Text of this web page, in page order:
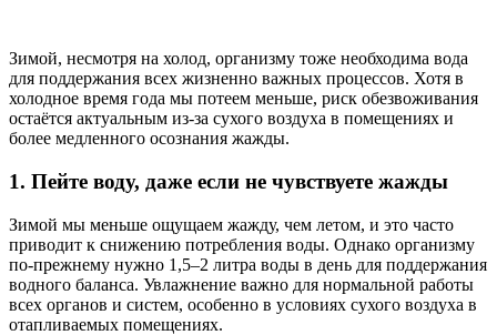
Зимой, несмотря на холод, организму тоже необходима вода
для поддержания всех жизненно важных процессов. Хотя в
холодное время года мы потеем меньше, риск обезвоживания
остаётся актуальным из-за сухого воздуха в помещениях и
более медленного осознания жажды.
1. Пейте воду, даже если не чувствуете жажды
Зимой мы меньше ощущаем жажду, чем летом, и это часто
приводит к снижению потребления воды. Однако организму
по-прежнему нужно 1,5–2 литра воды в день для поддержания
водного баланса. Увлажнение важно для нормальной работы
всех органов и систем, особенно в условиях сухого воздуха в
отапливаемых помещениях.